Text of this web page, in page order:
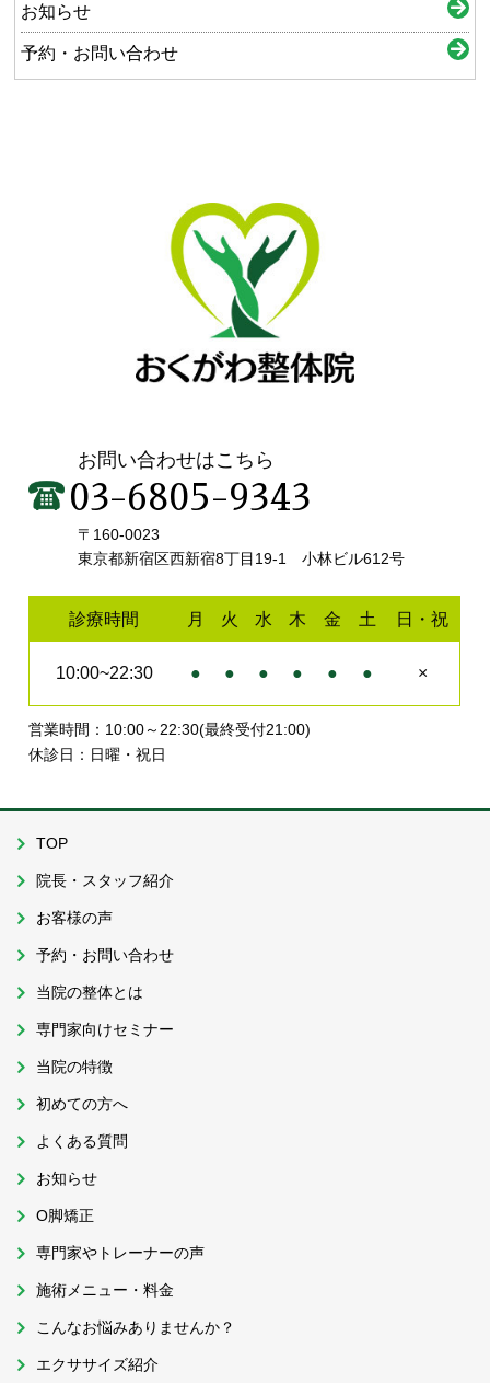
お知らせ
予約・お問い合わせ
お問い合わせはこちら
03-6805-9343
〒160-0023
東京都新宿区西新宿8丁目19-1 小林ビル612号
診療時間 月 火 水 木 金 土 日・祝
10:00~22:30 ● ● ● ● ● ● ×
営業時間：10:00～22:30(最終受付21:00)
休診日：日曜・祝日
TOP
院長・スタッフ紹介
お客様の声
予約・お問い合わせ
当院の整体とは
専門家向けセミナー
当院の特徴
初めての方へ
よくある質問
お知らせ
O脚矯正
専門家やトレーナーの声
施術メニュー・料金
こんなお悩みありませんか？
エクササイズ紹介